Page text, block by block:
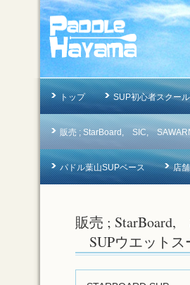
トップ SUP初心者スクー
販売 ; StarBoard, SIC,
パドル葉山SUPベース 店
販売 ;
SUPウエット